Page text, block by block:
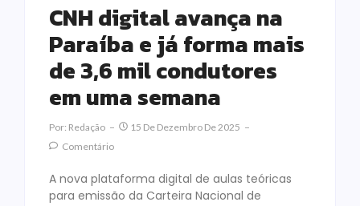
CNH digital avança na
Paraíba e já forma mais
de 3,6 mil condutores
em uma semana
Por: Redação
15 De Dezembro De 2025
Comentário
A nova plataforma digital de aulas teóricas
para emissão da Carteira Nacional de